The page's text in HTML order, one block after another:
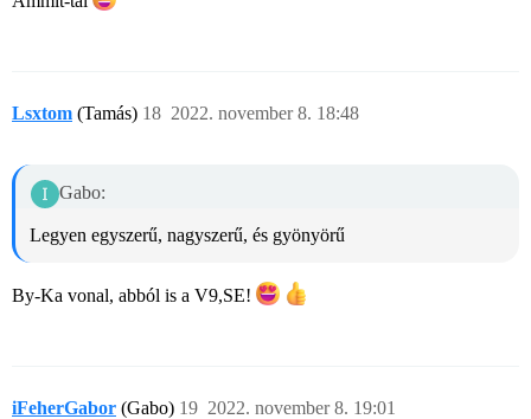
Lsxtom (Tamás) 2022. november 8. 18:48
18
Gabo:
Legyen egyszerű, nagyszerű, és gyönyörű
By-Ka vonal, abból is a V9,SE!
iFeherGabor (Gabo) 2022. november 8. 19:01
19